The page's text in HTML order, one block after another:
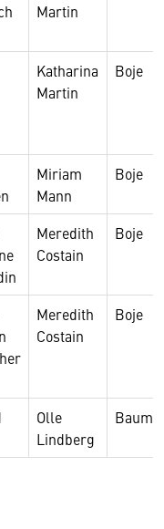
Martin
Katharina
Martin
Boje
Miriam
Mann
Boje
Meredith
Costain
Boje
Meredith
Costain
Boje
Olle
Lindberg